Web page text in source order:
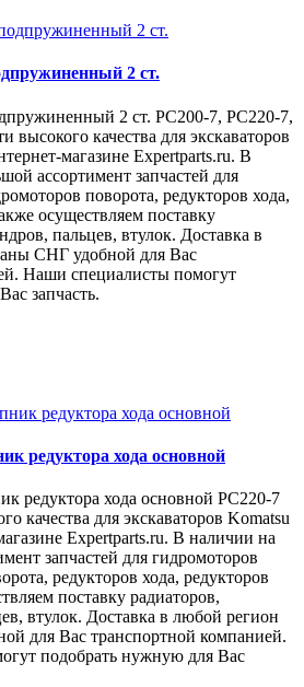
2 ст.
2 ст. PC200-7, PC220-7,
высокого качества для экскаваторов
магазине Expertparts.ru. В
ассортимент запчастей для
поворота, редукторов хода,
осуществляем поставку
пальцев, втулок. Доставка в
СНГ удобной для Вас
Наши специалисты помогут
запчасть.
редуктора хода основной
редуктора хода основной PC220-7
качества для экскаваторов Komatsu
Expertparts.ru. В наличии на
запчастей для гидромоторов
редукторов хода, редукторов
поставку радиаторов,
втулок. Доставка в любой регион
для Вас транспортной компанией.
подобрать нужную для Вас